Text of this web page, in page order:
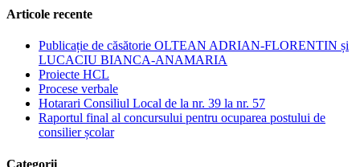
Articole recente
Publicație de căsătorie OLTEAN ADRIAN-FLORENTIN și
LUCACIU BIANCA-ANAMARIA
Proiecte HCL
Procese verbale
Hotarari Consiliul Local de la nr. 39 la nr. 57
Raportul final al concursului pentru ocuparea postului de
consilier școlar
Categorii